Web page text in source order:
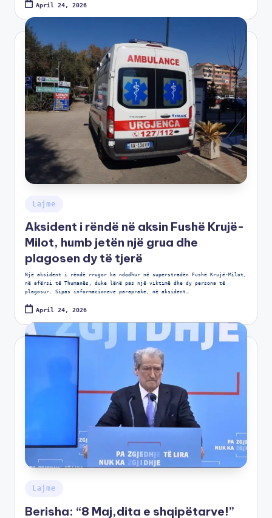
April 24, 2026
Lajme
Aksident i rëndë në aksin Fushë Krujë-
Milot, humb jetën një grua dhe
plagosen dy të tjerë
Një aksident i rëndë rrugor ka ndodhur në superstradën Fushë Krujë-Milot,
në afërsi të Thumanës, duke lënë pas një viktimë dhe dy persona të
plagosur. Sipas informacioneve paraprake, në aksident…
April 24, 2026
Lajme
Berisha: “8 Maj,dita e shqipëtarve!”